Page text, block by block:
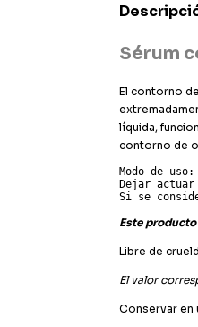
Sérum
El contorno
líquida,
contorno de
Modo de
Dejar
Si se
Este
Libre de
El valor
Conservar en